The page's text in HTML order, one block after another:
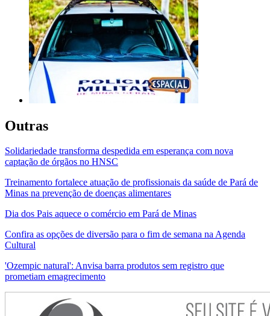
Outras
Solidariedade transforma despedida em esperança com nova
captação de órgãos no HNSC
Treinamento fortalece atuação de profissionais da saúde de Pará de
Minas na prevenção de doenças alimentares
Dia dos Pais aquece o comércio em Pará de Minas
Confira as opções de diversão para o fim de semana na Agenda
Cultural
'Ozempic natural': Anvisa barra produtos sem registro que
prometiam emagrecimento